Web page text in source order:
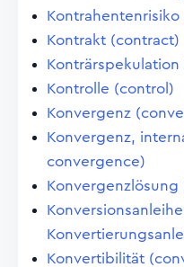
Kontrakt (contract)
Kontrolle (control)
Konvergenz
Konvergenz,
convergence)
Konvertibilität